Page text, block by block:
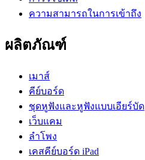
ความสามารถในการเข้าถึง
ผลิตภัณฑ์
เมาส์
คีย์บอร์ด
ชุดหูฟังและหูฟังแบบเอียร์บัด
เว็บแคม
ลำโพง
เคสคีย์บอร์ด iPad